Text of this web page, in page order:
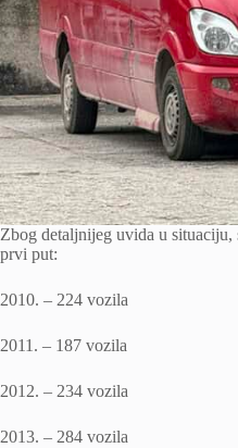
Zbog detaljnijeg uvida u
prvi put:
2010. – 224 vozila
2011. – 187 vozila
2012. – 234 vozila
2013. – 284 vozila